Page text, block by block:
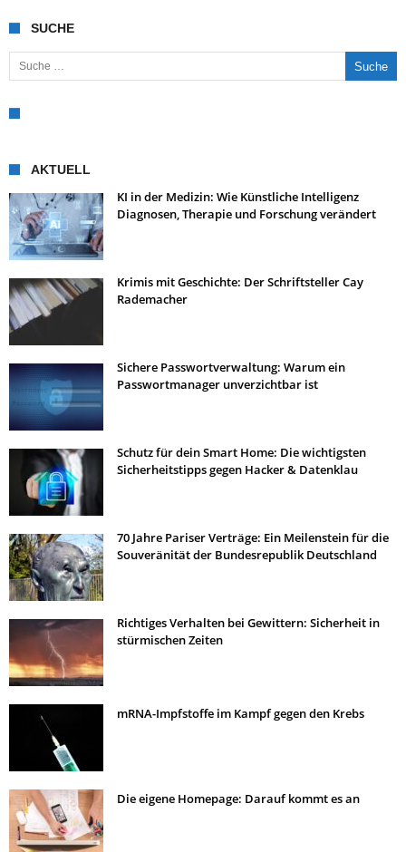
SUCHE
Suche nach:
AKTUELL
KI in der Medizin: Wie Künstliche Intelligenz
Diagnosen, Therapie und Forschung verändert
Krimis mit Geschichte: Der Schriftsteller Cay
Rademacher
Sichere Passwortverwaltung: Warum ein
Passwortmanager unverzichtbar ist
Schutz für dein Smart Home: Die wichtigsten
Sicherheitstipps gegen Hacker & Datenklau
70 Jahre Pariser Verträge: Ein Meilenstein für die
Souveränität der Bundesrepublik Deutschland
Richtiges Verhalten bei Gewittern: Sicherheit in
stürmischen Zeiten
mRNA-Impfstoffe im Kampf gegen den Krebs
Die eigene Homepage: Darauf kommt es an